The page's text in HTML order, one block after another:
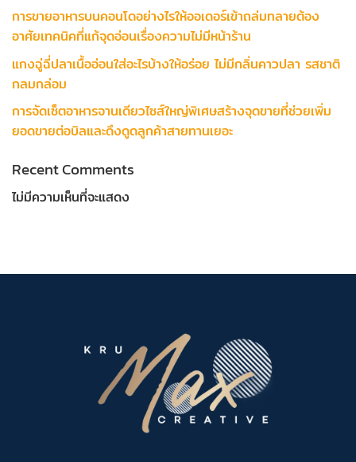
การขายอาหารบนคอนโดอย่างไรให้ออเดอร์เข้าถล่มทลายต้อง
อาศัยเทคนิคที่แก้จุดอ่อนเรื่องความไม่มีหน้าร้าน
แกงฉู่ฉี่ปลาเนื้ออ่อนใส่อะไรบ้างให้อร่อย ไม่มีกลิ่นคาวปลา รสชาติ
กลมกล่อม
การจัดเซ็ตอาหารจานเดียวไซส์ใหญ่พิเศษสร้างจุดขายที่ช่วยเพิ่ม
ยอดขายต่อบิลและดึงดูดลูกค้าสายทานเยอะ
Recent Comments
ไม่มีความเห็นที่จะแสดง